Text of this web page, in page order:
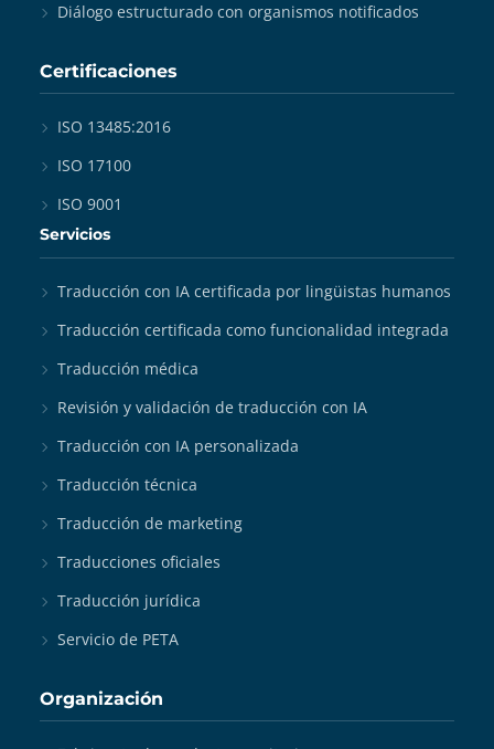
Diálogo estructurado con organismos notificados
Certificaciones
ISO 13485:2016
ISO 17100
ISO 9001
Servicios
Traducción con IA certificada por lingüistas humanos
Traducción certificada como funcionalidad integrada
Traducción médica
Revisión y validación de traducción con IA
Traducción con IA personalizada
Traducción técnica
Traducción de marketing
Traducciones oficiales
Traducción jurídica
Servicio de PETA
Organización